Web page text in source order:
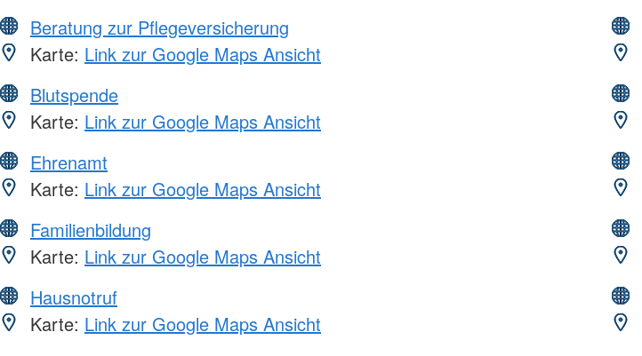
Beratung zur Pflegeversicherung
Karte: Link zur Google Maps Ansicht
Blutspende
Karte: Link zur Google Maps Ansicht
Ehrenamt
Karte: Link zur Google Maps Ansicht
Familienbildung
Karte: Link zur Google Maps Ansicht
Hausnotruf
Karte: Link zur Google Maps Ansicht